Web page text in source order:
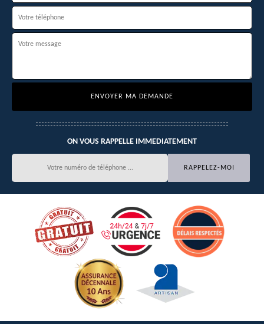
ON VOUS RAPPELLE IMMEDIATEMENT